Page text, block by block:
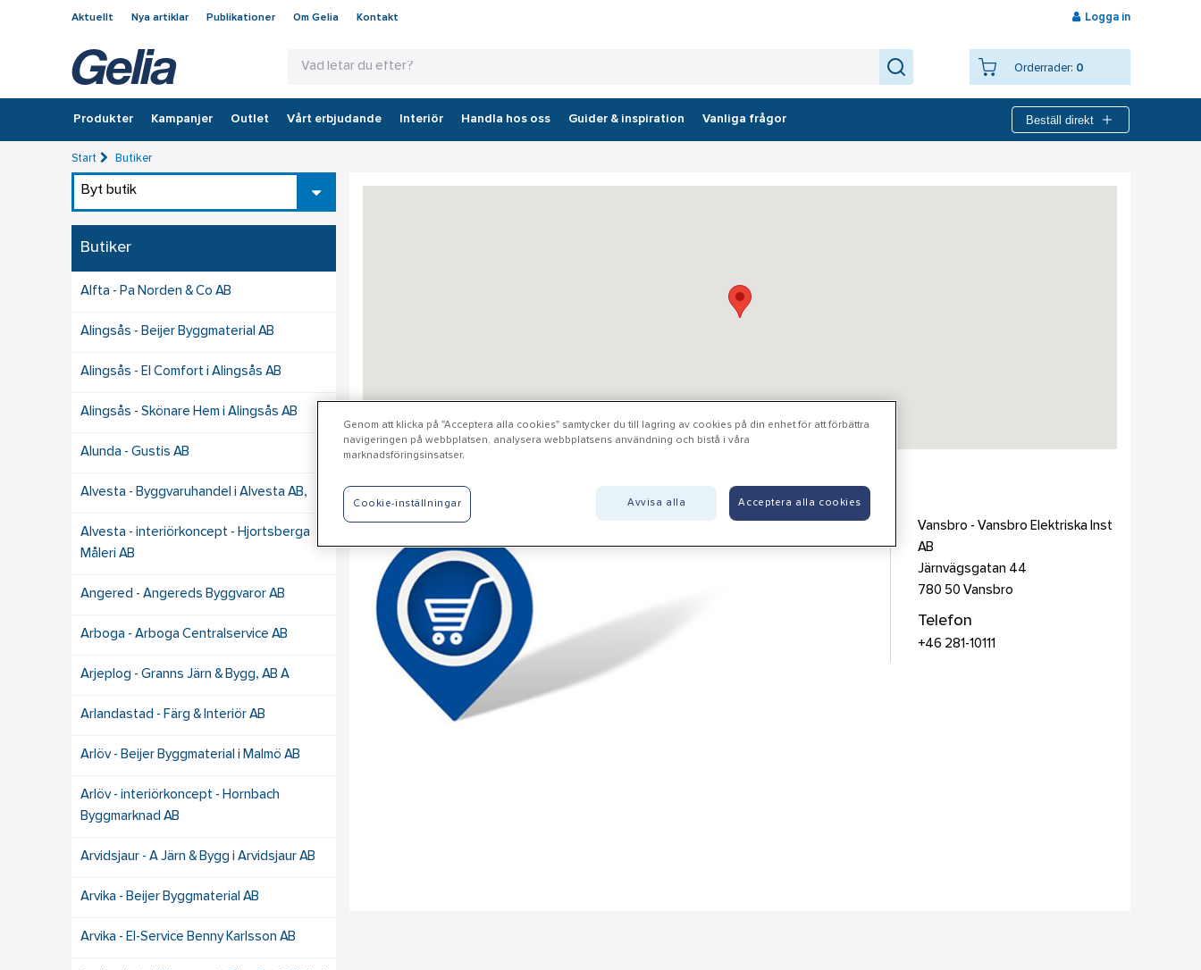
Aktuellt Nya artiklar Publikationer Om Gelia Kontakt Logga in
Orderrader: 0
Produkter Kampanjer Outlet Vårt erbjudande Interiör Handla hos oss Guider & inspiration Vanliga frågor Beställ direkt
Start Butiker
Byt butik
Butiker
Alfta - Pa Norden & Co AB
Alingsås - Beijer Byggmaterial AB
Alingsås - El Comfort i Alingsås AB
Alingsås - Skönare Hem i Alingsås AB
Alunda - Gustis AB
Alvesta - Byggvaruhandel i Alvesta AB,
Alvesta - interiörkoncept - Hjortsberga
Måleri AB
Angered - Angereds Byggvaror AB
Arboga - Arboga Centralservice AB
Arjeplog - Granns Järn & Bygg, AB A
Arlandastad - Färg & Interiör AB
Arlöv - Beijer Byggmaterial i Malmö AB
Arlöv - interiörkoncept - Hornbach
Byggmarknad AB
Arvidsjaur - A Järn & Bygg i Arvidsjaur AB
Arvika - Beijer Byggmaterial AB
Arvika - El-Service Benny Karlsson AB
Vansbro - Vansbro Elektriska Inst AB
Vansbro - Vansbro Elektriska Inst
AB
Järnvägsgatan 44
780 50 Vansbro
Telefon
+46 281-10111
Genom att klicka på "Acceptera alla cookies" samtycker du till lagring av cookies på din enhet för att förbättra
navigeringen på webbplatsen, analysera webbplatsens användning och bistå i våra
marknadsföringsinsatser.
Avvisa alla Acceptera alla cookies
Cookie-inställningar